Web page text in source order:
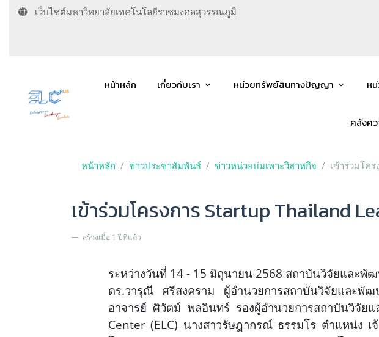
เว็บไซต์มหาวิทยาลัยเทคโนโลยีราชมงคลสุวรรณภูมิ
หน้าหลัก เกี่ยวกับเรา หน่วยทรัพย์สินทางปัญญา ห
คลังค
หน้าหลัก ข่าวประชาสัมพันธ์ ข่าวหน่วยบ่มเพาะวิสาหกิจ เข้าร่วมโค
เข้าร่วมโครงการ Startup Thailand
สร้างเมื่อ 1 ปีที่แล้ว
ระหว่างวันที่ 14 - 15 มิถุนายน 2568 สถาบันวิจัยและพั
ดร.วารุณี ศรีสงคราม ผู้อำนวยการสถาบันวิจัยและพั
อาจารย์ ศิวัตม์ พลอินทร์ รองผู้อำนวยการสถาบันวิจั
Center (ELC) นางสาวรัษฎากรณ์ ธรรมโร ตำแหน่ง